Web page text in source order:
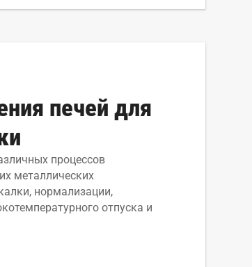
печей для
процессов
металлических
нормализации,
отпуска и